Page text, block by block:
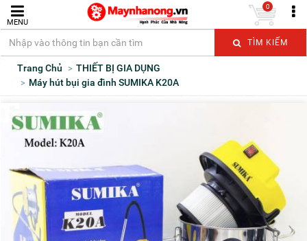
MENU
TÌM KIẾM
0
Trang Chủ
THIẾT BỊ GIA DỤNG
Máy hút bụi gia đình SUMIKA K20A